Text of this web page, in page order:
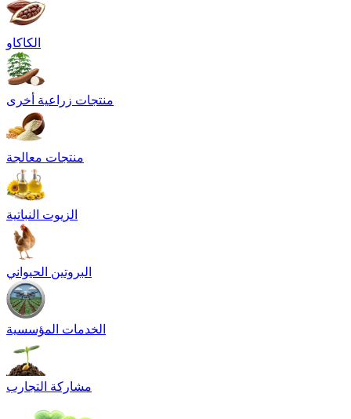
الكاكاو
منتجات زراعية أخرى
منتجات معالجة
الزيوت النباتية
البروتين الحيواني
الخدمات المؤسسية
مشاركة التجارب